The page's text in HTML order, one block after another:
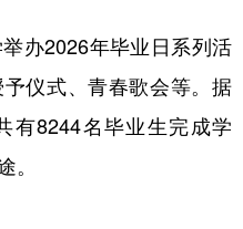
办2026年毕业日系列活
仪式、青春歌会等。据
有8244名毕业生完成学